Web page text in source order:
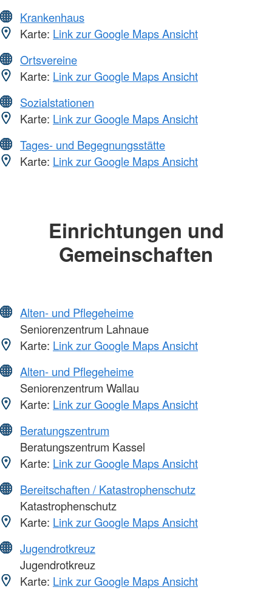
Krankenhaus
Karte: Link zur Google Maps Ansicht
Ortsvereine
Karte: Link zur Google Maps Ansicht
Sozialstationen
Karte: Link zur Google Maps Ansicht
Tages- und Begegnungsstätte
Karte: Link zur Google Maps Ansicht
Einrichtungen und
Gemeinschaften
Alten- und Pflegeheime
Seniorenzentrum Lahnaue
Karte: Link zur Google Maps Ansicht
Alten- und Pflegeheime
Seniorenzentrum Wallau
Karte: Link zur Google Maps Ansicht
Beratungszentrum
Beratungszentrum Kassel
Karte: Link zur Google Maps Ansicht
Bereitschaften / Katastrophenschutz
Katastrophenschutz
Karte: Link zur Google Maps Ansicht
Jugendrotkreuz
Jugendrotkreuz
Karte: Link zur Google Maps Ansicht